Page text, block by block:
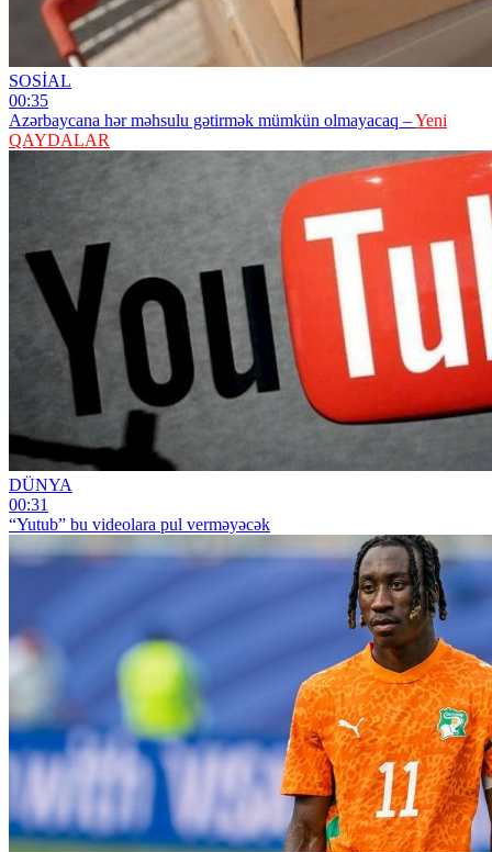
SOSİAL
00:35
Azərbaycana hər məhsulu gətirmək mümkün olmayacaq –Yeni
QAYDALAR
DÜNYA
00:31
“Yutub” bu videolara pul verməyəcək